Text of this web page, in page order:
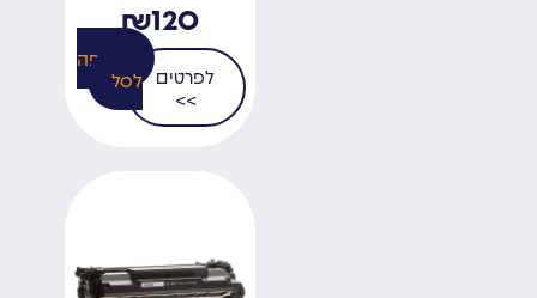
₪120
לפרטים
>>
הוספה
לסל